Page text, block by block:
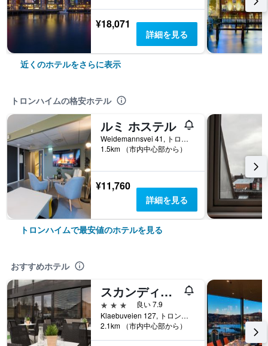
¥18,071
詳細を見る
近くのホテルをさらに表示
トロンハイムの格安ホテル
ルミ ホステル
Weidemannsvei 41, トロンハイム, ソール・トロンデラーグ県, ノルウェー
1.5km （市内中心部から）
¥11,760
詳細を見る
トロンハイムで最安値のホテルを見る
おすすめホテル
スカンディック ラーケンダル
3つ星
良い 7.9
Klaebuveien 127, トロンハイム, ソール・トロンデラーグ県, ノルウェー
2.1km （市内中心部から）